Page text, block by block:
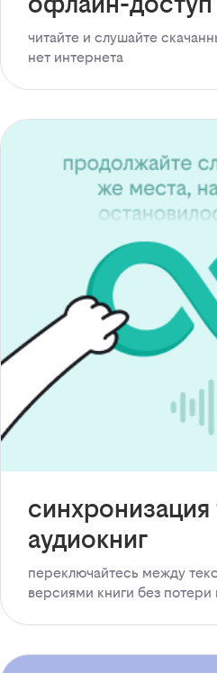
читайте и слушайте
нет интернета
синхронизация
аудиокниг
переключайтесь между
версиями книги без потери